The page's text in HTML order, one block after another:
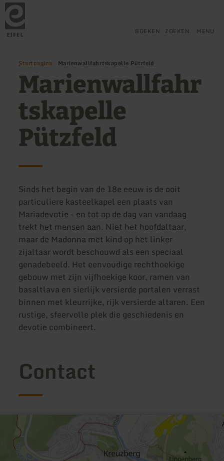
Terug
naar
de
startpagina
BOEKEN ZOEKEN MENU
Startpagina Marienwallfahrtskapelle Pützfeld
Marienwallfahr
tskapelle
Pützfeld
Sinds het begin van de 18e eeuw is de ooit
particuliere kasteelkapel een plaats van
Mariadevotie - en tot op de dag van vandaag
trekt het mensen aan. Niet het hoofdaltaar,
maar de Madonna met kind op het linker
zijaltaar wordt beschouwd als een speciaal
genadebeeld. Het eenvoudige rechthoekige
gebouw met zijn vijfhoekige koor, ramen van
basaltlava en sierlijk versierde portalen verrast
binnen met kleurrijke, rijk versierde altaren. Een
rustige, sfeervolle plek die geschiedenis en
devotie combineert.
Contact